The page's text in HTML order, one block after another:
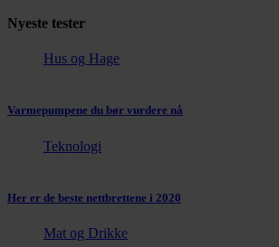
Nyeste tester
Hus og Hage
Varmepumpene du bør vurdere nå
Teknologi
Her er de beste nettbrettene i 2020
Mat og Drikke